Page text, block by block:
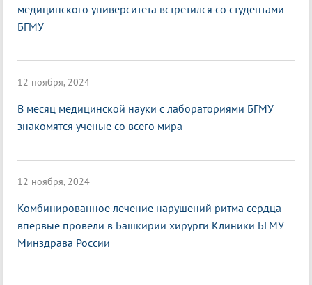
медицинского университета встретился со студентами
БГМУ
12 ноября, 2024
В месяц медицинской науки с лабораториями БГМУ
знакомятся ученые со всего мира
12 ноября, 2024
Комбинированное лечение нарушений ритма сердца
впервые провели в Башкирии хирурги Клиники БГМУ
Минздрава России